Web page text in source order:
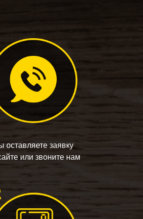
оставляете заявку
или звоните нам